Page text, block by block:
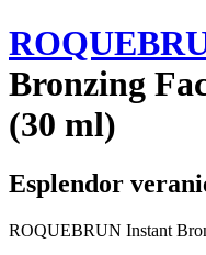
Bronzing
(30 ml)
Esplendor
ROQUEBRUN Instant